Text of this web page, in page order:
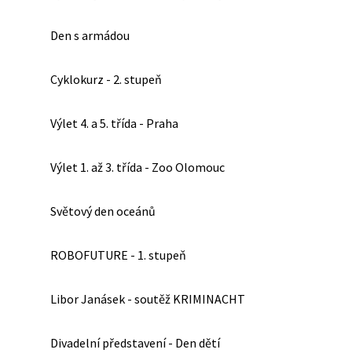
Den s armádou
Cyklokurz - 2. stupeň
Výlet 4. a 5. třída - Praha
Výlet 1. až 3. třída - Zoo Olomouc
Světový den oceánů
ROBOFUTURE - 1. stupeň
Libor Janásek - soutěž KRIMINACHT
Divadelní představení - Den dětí